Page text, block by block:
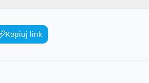
Kopiuj link